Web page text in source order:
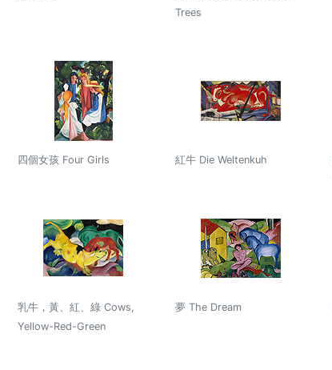
Trees
四個女孩 Four Girls 紅牛 Die Weltenkuh
乳牛，黃、紅、綠 Cows,
Yellow-Red-Green
夢 The Dream